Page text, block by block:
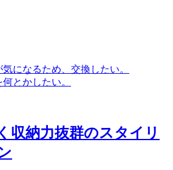
になるため、交換したい。
とかしたい。
収納力抜群のスタイリ